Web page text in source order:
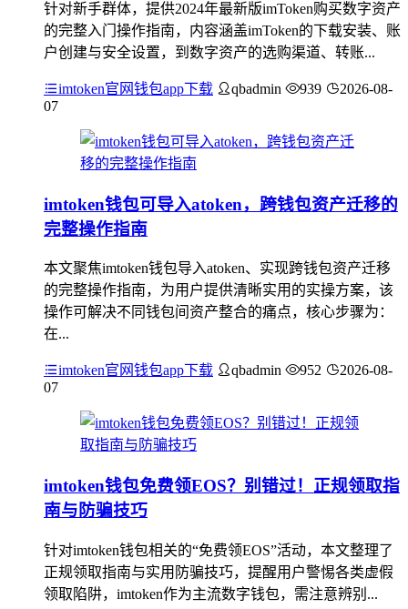
针对新手群体，提供2024年最新版imToken购买数字资产
的完整入门操作指南，内容涵盖imToken的下载安装、账
户创建与安全设置，到数字资产的选购渠道、转账...
imtoken官网钱包app下载 qbadmin 939
2026-08-
07
imtoken钱包可导入atoken，跨钱包资产迁移的
完整操作指南
本文聚焦imtoken钱包导入atoken、实现跨钱包资产迁移
的完整操作指南，为用户提供清晰实用的实操方案，该
操作可解决不同钱包间资产整合的痛点，核心步骤为：
在...
imtoken官网钱包app下载 qbadmin 952
2026-08-
07
imtoken钱包免费领EOS？别错过！正规领取指
南与防骗技巧
针对imtoken钱包相关的“免费领EOS”活动，本文整理了
正规领取指南与实用防骗技巧，提醒用户警惕各类虚假
领取陷阱，imtoken作为主流数字钱包，需注意辨别...